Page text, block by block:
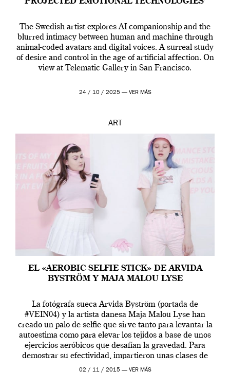
PROJECTED EMOTIONAL TECHNOLOGIES’
The Swedish artist explores AI companionship and the
blurred intimacy between human and machine through
animal-coded avatars and digital voices. A surreal study
of desire and control in the age of artificial affection. On
view at Telematic Gallery in San Francisco.
24 / 10 / 2025 — VER MÁS
ART
EL «AEROBIC SELFIE STICK» DE ARVIDA
BYSTRÖM Y MAJA MALOU LYSE
La fotógrafa sueca Arvida Byström (portada de
#VEIN04) y la artista danesa Maja Malou Lyse han
creado un palo de selfie que sirve tanto para levantar la
autoestima como para elevar los tejidos a base de unos
ejercicios aeróbicos que desafían la gravedad. Para
demostrar su efectividad, impartieron unas clases de
prueba en el Tate […]
02 / 11 / 2015 — VER MÁS